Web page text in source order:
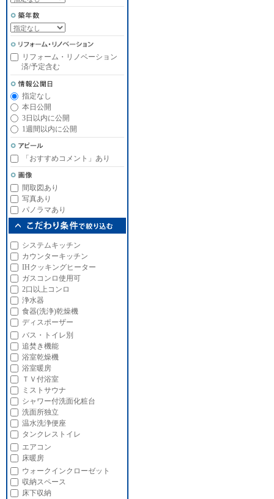
リフォーム・リノベーション
済/予定含む
指定なし
本日公開
3日以内に公開
1週間以内に公開
「おすすめコメント」あり
間取図あり
写真あり
パノラマあり
システムキッチン
カウンターキッチン
IHクッキングヒーター
ガスコンロ使用可
2口以上コンロ
浄水器
食器(洗浄)乾燥機
ディスポーザー
バス・トイレ別
追焚き機能
浴室乾燥機
浴室暖房
ＴＶ付浴室
ミストサウナ
シャワー付洗面化粧台
洗面所独立
温水洗浄便座
タンクレストイレ
エアコン
床暖房
ウォークインクローゼット
収納スペース
床下収納